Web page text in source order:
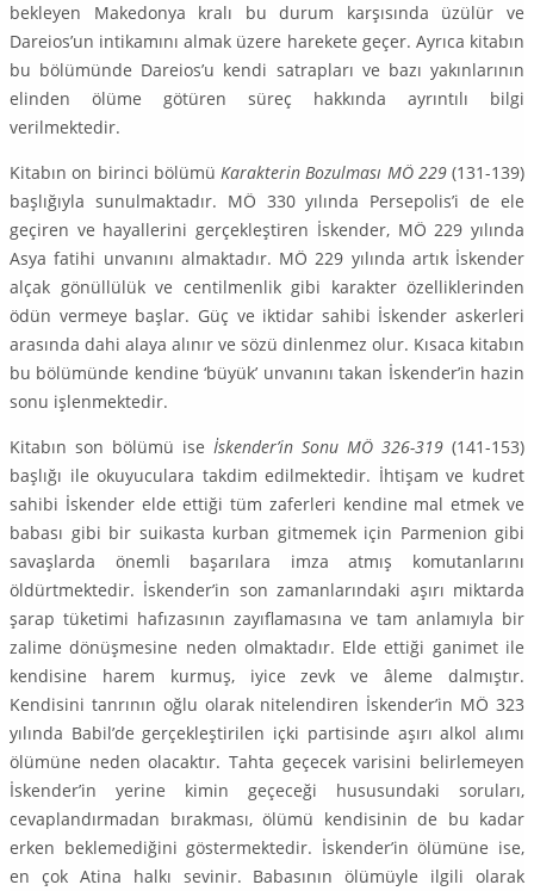
bekleyen Makedonya kralı bu durum karşısında üzülür ve
Dareios’un intikamını almak üzere harekete geçer. Ayrıca kitabın
bu bölümünde Dareios’u kendi satrapları ve bazı yakınlarının
elinden ölüme götüren süreç hakkında ayrıntılı bilgi
verilmektedir.
Kitabın on birinci bölümü Karakterin Bozulması MÖ 229(131-139)
başlığıyla sunulmaktadır. MÖ 330 yılında Persepolis’i de ele
geçiren ve hayallerini gerçekleştiren İskender, MÖ 229 yılında
Asya fatihi unvanını almaktadır. MÖ 229 yılında artık İskender
alçak gönüllülük ve cen­tilmenlik gibi karakter özelliklerinden
ödün vermeye başlar. Güç ve iktidar sahibi İskender asker­leri
arasında dahi alaya alınır ve sözü dinlenmez olur. Kısaca kitabın
bu bölümünde kendine ‘büyük’ unvanını takan İskender’in hazin
sonu işlenmektedir.
Kitabın son bölümü ise İskender’in Sonu MÖ 326-319 (141-153)
başlığı ile okuyuculara takdim edilmektedir. İhtişam ve kudret
sahibi İskender elde ettiği tüm zaferleri kendine mal et­mek ve
babası gibi bir suikasta kurban gitmemek için Parmenion gibi
savaşlarda önemli başarı­lara imza atmış komutanlarını
öldürtmektedir. İskender’in son zamanlarındaki aşırı miktarda
şarap tüketimi hafızasının zayıflamasına ve tam anlamıyla bir
zalime dönüşmesine neden ol­maktadır. Elde ettiği ganimet ile
kendisine harem kurmuş, iyice zevk ve âleme dalmıştır.
Kendisini tanrının oğlu olarak nitelendiren İskender’in MÖ 323
yılında Babil’de gerçekleştirilen içki partisinde aşırı alkol alımı
ölümüne neden olacaktır. Tahta geçecek varisini belirlemeyen
İskender’in yerine kimin geçeceği hususundaki soruları,
cevaplandırmadan bırakması, ölümü ken­disinin de bu kadar
erken beklemediğini göstermektedir. İskender’in ölümüne ise,
en çok Atina halkı sevinir. Babasının ölümüyle ilgili olarak